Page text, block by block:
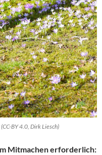
BY 4.0, Dirk Liesch)
Mitmachen erforderlich: